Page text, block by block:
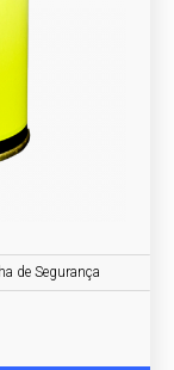
de Segurança